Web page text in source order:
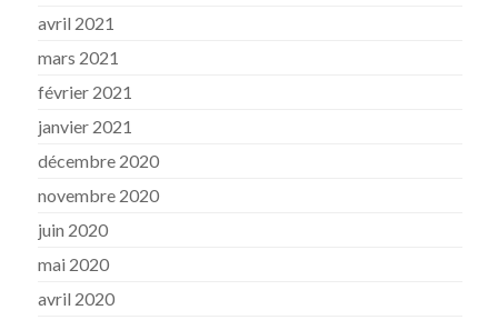
avril 2021
mars 2021
février 2021
janvier 2021
décembre 2020
novembre 2020
juin 2020
mai 2020
avril 2020